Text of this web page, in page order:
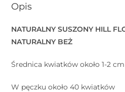
Opis
NATURALNY SUSZONY HILL
NATURALNY BEŻ
Średnica kwiatków około 1-2 cm
W pęczku około 40 kwiatków